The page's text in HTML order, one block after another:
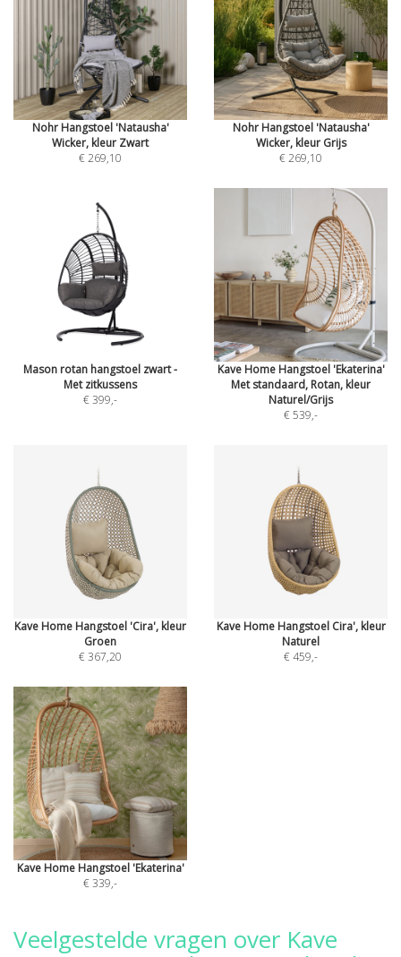
Nohr Hangstoel 'Natausha'
Wicker, kleur Zwart
€ 269,10
Nohr Hangstoel 'Natausha'
Wicker, kleur Grijs
€ 269,10
Mason rotan hangstoel zwart -
Met zitkussens
€ 399,-
Kave Home Hangstoel 'Ekaterina'
Met standaard, Rotan, kleur
Naturel/Grijs
€ 539,-
Kave Home Hangstoel 'Cira', kleur
Groen
€ 367,20
Kave Home Hangstoel Cira', kleur
Naturel
€ 459,-
Kave Home Hangstoel 'Ekaterina'
€ 339,-
Veelgestelde vragen over Kave